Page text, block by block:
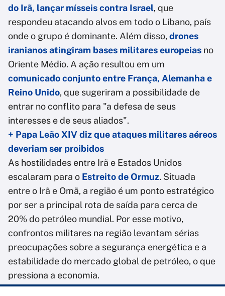
do Irã, lançar mísseis contra Israel, que
respondeu atacando alvos em todo o Líbano, país
onde o grupo é dominante. Além disso, drones
iranianos atingiram bases militares europeias no
Oriente Médio. A ação resultou em um
comunicado conjunto entre França, Alemanha e
Reino Unido, que sugeriram a possibilidade de
entrar no conflito para "a defesa de seus
interesses e de seus aliados".
+ Papa Leão XIV diz que ataques militares aéreos
deveriam ser proibidos
As hostilidades entre Irã e Estados Unidos
escalaram para o Estreito de Ormuz. Situada
entre o Irã e Omã, a região é um ponto estratégico
por ser a principal rota de saída para cerca de
20% do petróleo mundial. Por esse motivo,
confrontos militares na região levantam sérias
preocupações sobre a segurança energética e a
estabilidade do mercado global de petróleo, o que
pressiona a economia.